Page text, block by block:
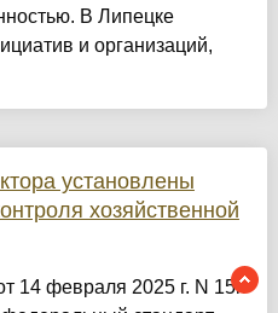
В Липецке
и организаций,
установлены
хозяйственной
14 февраля 2025 г. N 15н